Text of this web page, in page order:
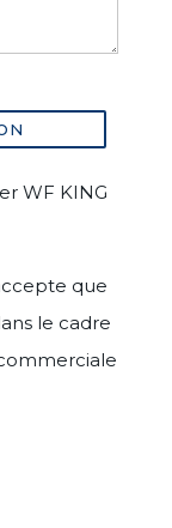
WF KING
que
le cadre